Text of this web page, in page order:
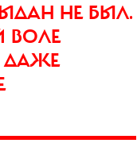
НЕ БЫЛ.
ВОЛЕ
ДАЖЕ